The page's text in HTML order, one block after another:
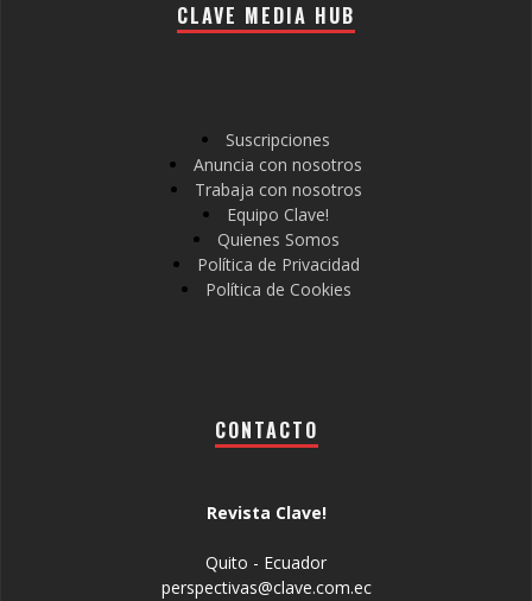
CLAVE MEDIA HUB
Suscripciones
Anuncia con nosotros
Trabaja con nosotros
Equipo Clave!
Quienes Somos
Política de Privacidad
Política de Cookies
CONTACTO
Revista Clave!
Quito - Ecuador
perspectivas@clave.com.ec